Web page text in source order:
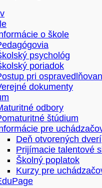
o škole
psychológ
poriadok
pri
dokumenty
odbory
štúdium
pre
Deň otvorených dverí
Prijímacie talentové
Školný poplatok
Kurzy pre